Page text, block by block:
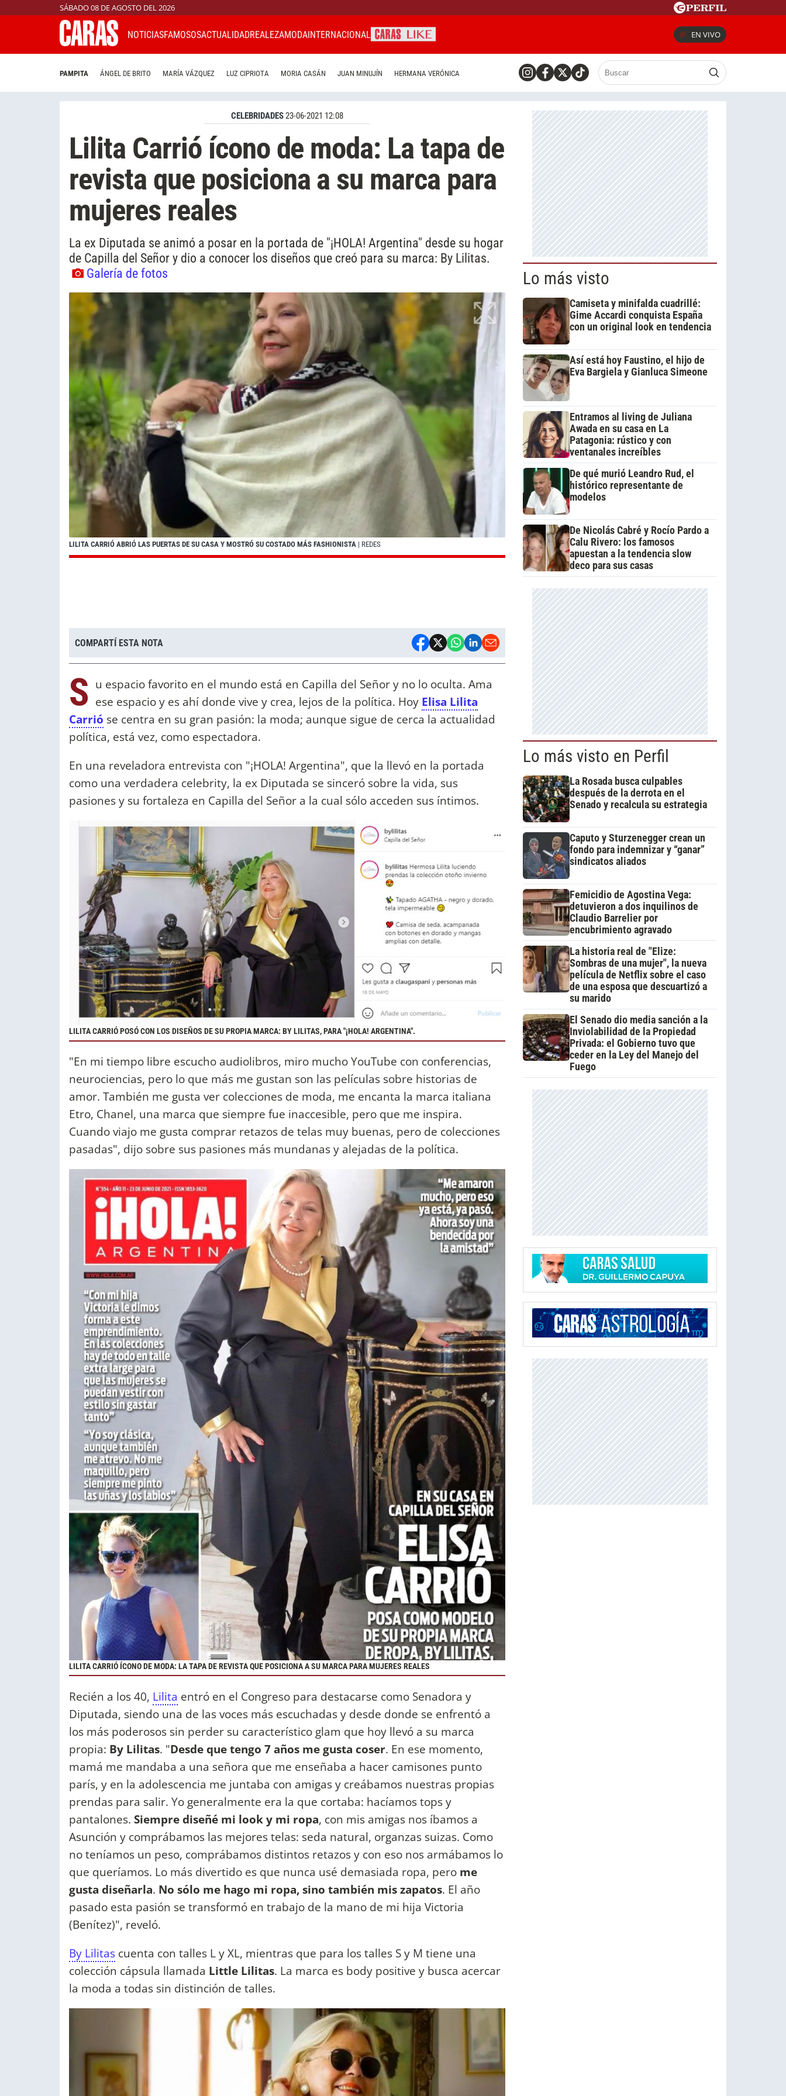
SÁBADO 08 DE AGOSTO DEL 2026
NOTICIASFAMOSOSACTUALIDADREALEZAMODAINTERNACIONAL EN VIVO
PAMPITA ÁNGEL DE BRITO MARÍA VÁZQUEZ LUZ CIPRIOTA MORIA CASÁN JUAN MINUJÍN HERMANA VERÓNICA
CELEBRIDADES23-06-2021 12:08
Lilita Carrió ícono de moda: La tapa de
revista que posiciona a su marca para
mujeres reales
La ex Diputada se animó a posar en la portada de "¡HOLA! Argentina" desde su hogar
de Capilla del Señor y dio a conocer los diseños que creó para su marca: By Lilitas.
Galería de fotos
LILITA CARRIÓ ABRIÓ LAS PUERTAS DE SU CASA Y MOSTRÓ SU COSTADO MÁS FASHIONISTA | REDES
COMPARTÍ ESTA NOTA
S u espacio favorito en el mundo está en Capilla del Señor y no lo oculta. Ama
ese espacio y es ahí donde vive y crea, lejos de la política. Hoy Elisa Lilita
Carrió se centra en su gran pasión: la moda; aunque sigue de cerca la actualidad
política, está vez, como espectadora.
En una reveladora entrevista con "¡HOLA! Argentina", que la llevó en la portada
como una verdadera celebrity, la ex Diputada se sinceró sobre la vida, sus
pasiones y su fortaleza en Capilla del Señor a la cual sólo acceden sus íntimos.
LILITA CARRIÓ POSÓ CON LOS DISEÑOS DE SU PROPIA MARCA: BY LILITAS, PARA "¡HOLA! ARGENTINA".
"En mi tiempo libre escucho audiolibros, miro mucho YouTube con conferencias,
neurociencias, pero lo que más me gustan son las películas sobre historias de
amor. También me gusta ver colecciones de moda, me encanta la marca italiana
Etro, Chanel, una marca que siempre fue inaccesible, pero que me inspira.
Cuando viajo me gusta comprar retazos de telas muy buenas, pero de colecciones
pasadas", dijo sobre sus pasiones más mundanas y alejadas de la política.
LILITA CARRIÓ ÍCONO DE MODA: LA TAPA DE REVISTA QUE POSICIONA A SU MARCA PARA MUJERES REALES
Recién a los 40, Lilita entró en el Congreso para destacarse como Senadora y
Diputada, siendo una de las voces más escuchadas y desde donde se enfrentó a
los más poderosos sin perder su característico glam que hoy llevó a su marca
propia: By Lilitas. "Desde que tengo 7 años me gusta coser. En ese momento,
mamá me mandaba a una señora que me enseñaba a hacer camisones punto
parís, y en la adolescencia me juntaba con amigas y creábamos nuestras propias
prendas para salir. Yo generalmente era la que cortaba: hacíamos tops y
pantalones. Siempre diseñé mi look y mi ropa, con mis amigas nos íbamos a
Asunción y comprábamos las mejores telas: seda natural, organzas suizas. Como
no teníamos un peso, comprábamos distintos retazos y con eso nos armábamos lo
que queríamos. Lo más divertido es que nunca usé demasiada ropa, pero me
gusta diseñarla. No sólo me hago mi ropa, sino también mis zapatos. El año
pasado esta pasión se transformó en trabajo de la mano de mi hija Victoria
(Benítez)", reveló.
By Lilitas cuenta con talles L y XL, mientras que para los talles S y M tiene una
colección cápsula llamada Little Lilitas. La marca es body positive y busca acercar
la moda a todas sin distinción de talles.
Lo más visto
Camiseta y minifalda cuadrillé:
Gime Accardi conquista España
con un original look en tendencia
Así está hoy Faustino, el hijo de
Eva Bargiela y Gianluca Simeone
Entramos al living de Juliana
Awada en su casa en La
Patagonia: rústico y con
ventanales increíbles
De qué murió Leandro Rud, el
histórico representante de
modelos
De Nicolás Cabré y Rocío Pardo a
Calu Rivero: los famosos
apuestan a la tendencia slow
deco para sus casas
Lo más visto en Perfil
La Rosada busca culpables
después de la derrota en el
Senado y recalcula su estrategia
Caputo y Sturzenegger crean un
fondo para indemnizar y “ganar”
sindicatos aliados
Femicidio de Agostina Vega:
detuvieron a dos inquilinos de
Claudio Barrelier por
encubrimiento agravado
La historia real de "Elize:
Sombras de una mujer", la nueva
película de Netflix sobre el caso
de una esposa que descuartizó a
su marido
El Senado dio media sanción a la
Inviolabilidad de la Propiedad
Privada: el Gobierno tuvo que
ceder en la Ley del Manejo del
Fuego